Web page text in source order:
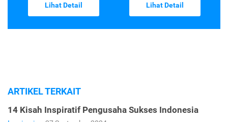
Lihat Detail Lihat Detail
ARTIKEL TERKAIT
14 Kisah Inspiratif Pengusaha Sukses Indonesia